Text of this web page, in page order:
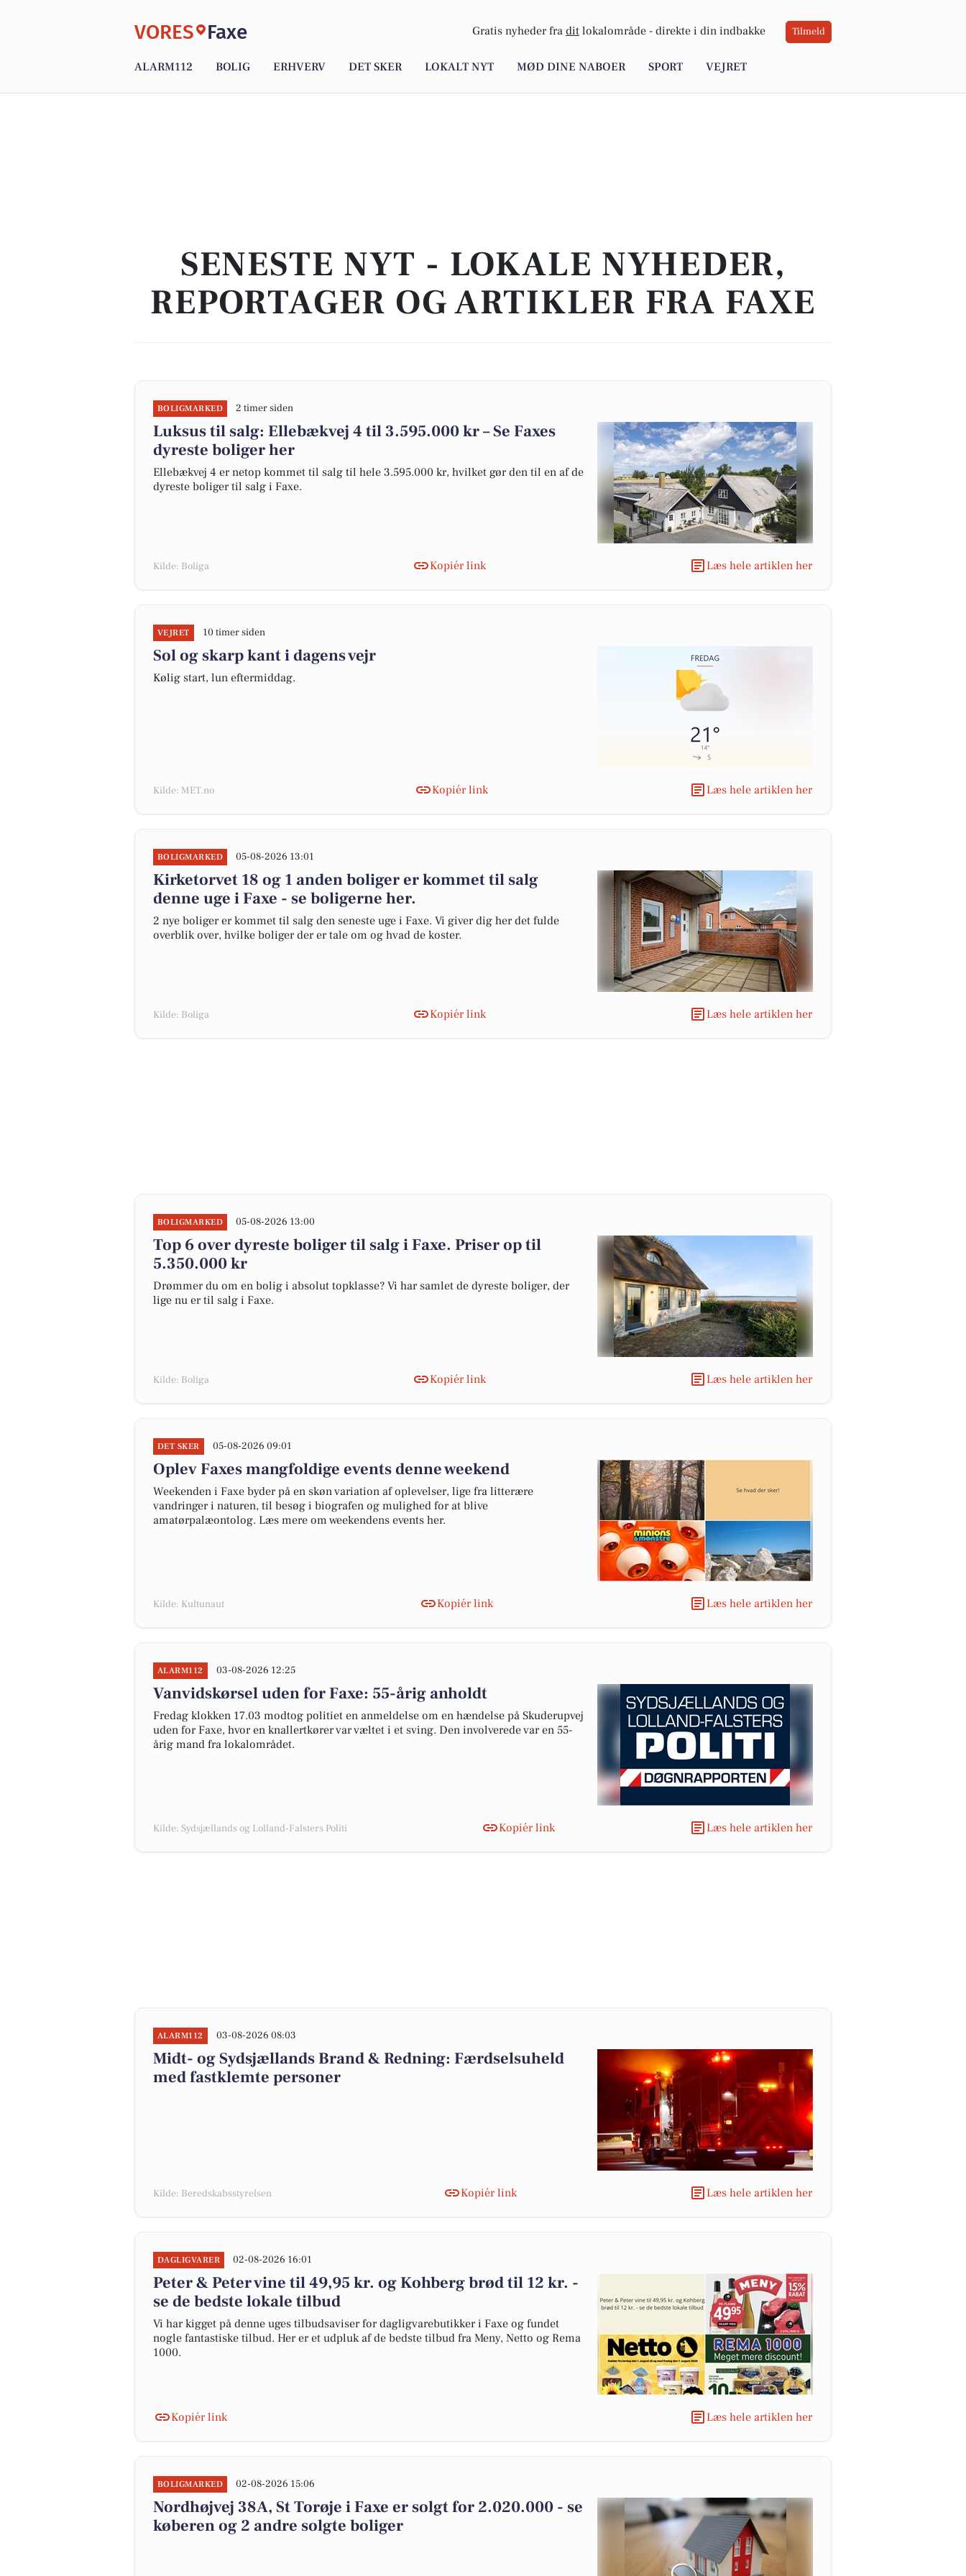
VORES Faxe Gratis nyheder fra dit lokalområde - direkte i din indbakke Tilmeld
ALARM112 BOLIG ERHVERV DET SKER LOKALT NYT MØD DINE NABOER SPORT VEJRET
SENESTE NYT - LOKALE NYHEDER,
REPORTAGER OG ARTIKLER FRA FAXE
BOLIGMARKED 2 timer siden
Luksus til salg: Ellebækvej 4 til 3.595.000 kr – Se Faxes
dyreste boliger her
Ellebækvej 4 er netop kommet til salg til hele 3.595.000 kr, hvilket gør den til en af de
dyreste boliger til salg i Faxe.
Kilde: Boliga Kopiér link Læs hele artiklen her
VEJRET 10 timer siden
Sol og skarp kant i dagens vejr
Kølig start, lun eftermiddag.
Kilde: MET.no Kopiér link Læs hele artiklen her
BOLIGMARKED 05-08-2026 13:01
Kirketorvet 18 og 1 anden boliger er kommet til salg
denne uge i Faxe - se boligerne her.
2 nye boliger er kommet til salg den seneste uge i Faxe. Vi giver dig her det fulde
overblik over, hvilke boliger der er tale om og hvad de koster.
Kilde: Boliga Kopiér link Læs hele artiklen her
BOLIGMARKED 05-08-2026 13:00
Top 6 over dyreste boliger til salg i Faxe. Priser op til
5.350.000 kr
Drømmer du om en bolig i absolut topklasse? Vi har samlet de dyreste boliger, der
lige nu er til salg i Faxe.
Kilde: Boliga Kopiér link Læs hele artiklen her
DET SKER 05-08-2026 09:01
Oplev Faxes mangfoldige events denne weekend
Weekenden i Faxe byder på en skøn variation af oplevelser, lige fra litterære
vandringer i naturen, til besøg i biografen og mulighed for at blive
amatørpalæontolog. Læs mere om weekendens events her.
Kilde: Kultunaut Kopiér link Læs hele artiklen her
ALARM112 03-08-2026 12:25
Vanvidskørsel uden for Faxe: 55-årig anholdt
Fredag klokken 17.03 modtog politiet en anmeldelse om en hændelse på Skuderupvej
uden for Faxe, hvor en knallertkører var væltet i et sving. Den involverede var en 55-
årig mand fra lokalområdet.
Kilde: Sydsjællands og Lolland-Falsters Politi Kopiér link Læs hele artiklen her
ALARM112 03-08-2026 08:03
Midt- og Sydsjællands Brand & Redning: Færdselsuheld
med fastklemte personer
Kilde: Beredskabsstyrelsen Kopiér link Læs hele artiklen her
DAGLIGVARER 02-08-2026 16:01
Peter & Peter vine til 49,95 kr. og Kohberg brød til 12 kr. -
se de bedste lokale tilbud
Vi har kigget på denne uges tilbudsaviser for dagligvarebutikker i Faxe og fundet
nogle fantastiske tilbud. Her er et udpluk af de bedste tilbud fra Meny, Netto og Rema
1000.
Kopiér link Læs hele artiklen her
BOLIGMARKED 02-08-2026 15:06
Nordhøjvej 38A, St Torøje i Faxe er solgt for 2.020.000 - se
køberen og 2 andre solgte boliger